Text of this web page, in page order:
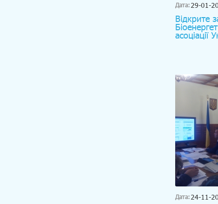
Дата:29-01-
Відкрите
асоціації
Дата:24-11-